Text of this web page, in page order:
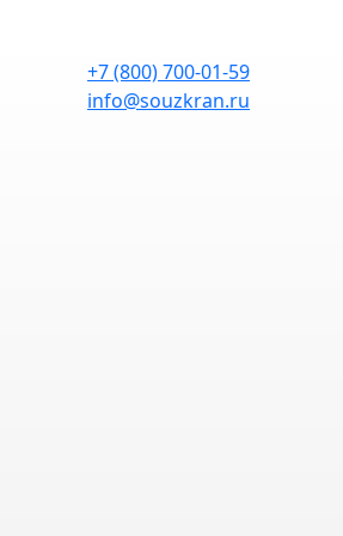
+7 (800) 700-01-59
info@souzkran.ru